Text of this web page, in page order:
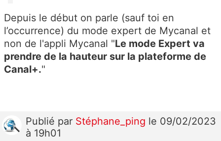
Depuis le début on parle (sauf toi en
l’occurrence) du mode expert de Mycanal et
non de l'appli Mycanal "Le mode Expert va
prendre de la hauteur sur la plateforme de
Canal+."
Publié par Stéphane_ping le 09/02/2023
à 19h01